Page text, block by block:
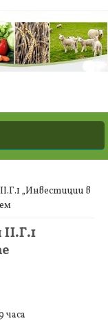
„Инвестиции в
часа